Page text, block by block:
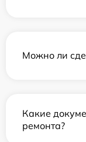
Можно ли
Какие
ремонта?